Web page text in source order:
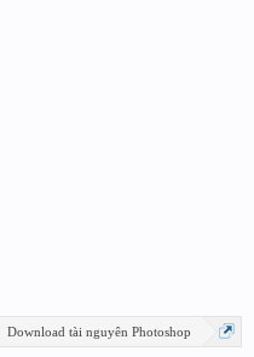
Download tài nguyên Photoshop